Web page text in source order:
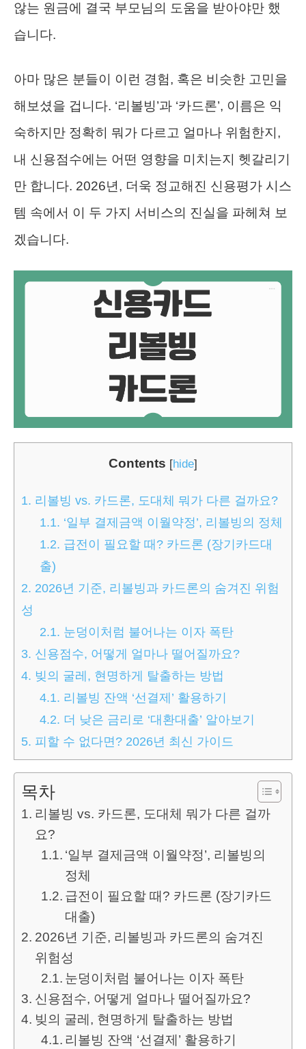
않는 원금에 결국 부모님의 도움을 받아야만 했
습니다.
아마 많은 분들이 이런 경험, 혹은 비슷한 고민을
해보셨을 겁니다. ‘리볼빙’과 ‘카드론’, 이름은 익
숙하지만 정확히 뭐가 다르고 얼마나 위험한지,
내 신용점수에는 어떤 영향을 미치는지 헷갈리기
만 합니다. 2026년, 더욱 정교해진 신용평가 시스
템 속에서 이 두 가지 서비스의 진실을 파헤쳐 보
겠습니다.
Contents [hide]
1. 리볼빙 vs. 카드론, 도대체 뭐가 다른 걸까요?
1.1. ‘일부 결제금액 이월약정’, 리볼빙의 정체
1.2. 급전이 필요할 때? 카드론 (장기카드대
출)
2. 2026년 기준, 리볼빙과 카드론의 숨겨진 위험
성
2.1. 눈덩이처럼 불어나는 이자 폭탄
3. 신용점수, 어떻게 얼마나 떨어질까요?
4. 빚의 굴레, 현명하게 탈출하는 방법
4.1. 리볼빙 잔액 ‘선결제’ 활용하기
4.2. 더 낮은 금리로 ‘대환대출’ 알아보기
5. 피할 수 없다면? 2026년 최신 가이드
목차
리볼빙 vs. 카드론, 도대체 뭐가 다른 걸까
요?
‘일부 결제금액 이월약정’, 리볼빙의
정체
급전이 필요할 때? 카드론 (장기카드
대출)
2026년 기준, 리볼빙과 카드론의 숨겨진
위험성
눈덩이처럼 불어나는 이자 폭탄
신용점수, 어떻게 얼마나 떨어질까요?
빚의 굴레, 현명하게 탈출하는 방법
리볼빙 잔액 ‘선결제’ 활용하기